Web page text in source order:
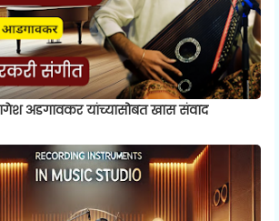
अडगावकर यांच्यासोबत खास संवाद